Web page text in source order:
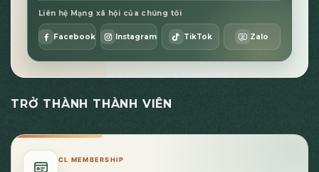
Liên hệ Mạng xã hội của chúng tôi
Facebook Instagram TikTok Zalo
TRỞ THÀNH THÀNH VIÊN
CL MEMBERSHIP